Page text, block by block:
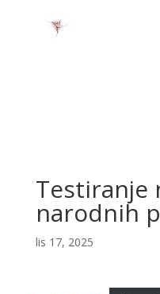
Testiranje
narodnih
lis 17, 2025